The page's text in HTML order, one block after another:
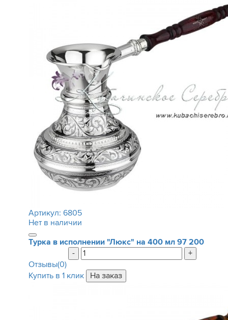
Артикул: 6805
Нет в наличии
Турка в исполнении "Люкс" на 400 мл 97 200
-
+
Отзывы(0)
Купить в 1 клик